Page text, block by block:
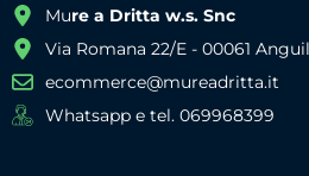
Mure a Dritta w.s. Snc
Via Romana 22/E - 00061
ecommerce@mureadritta.it
Whatsapp e tel. 069968399